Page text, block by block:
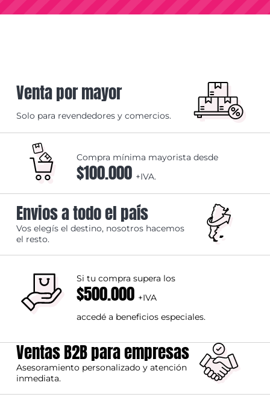
Venta por mayor
Solo para revendedores y comercios.
Compra mínima mayorista desde
$100.000 +IVA.
Envios a todo el país
Vos elegís el destino, nosotros hacemos
el resto.
Si tu compra supera los
$500.000 +IVA
accedé a beneficios especiales.
Ventas B2B para empresas
Asesoramiento personalizado y atención
inmediata.